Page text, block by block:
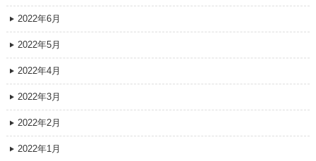
2022年6月
2022年5月
2022年4月
2022年3月
2022年2月
2022年1月